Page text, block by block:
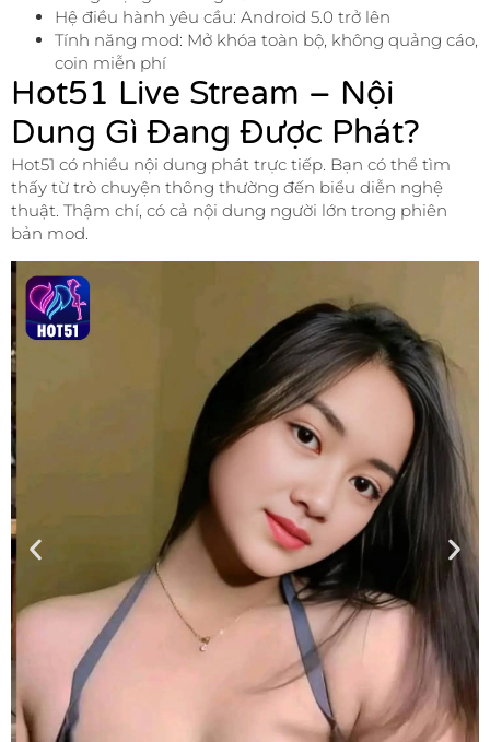
Hệ điều hành yêu cầu: Android 5.0 trở lên
Tính năng mod: Mở khóa toàn bộ, không quảng cáo,
coin miễn phí
Hot51 Live Stream – Nội
Dung Gì Đang Được Phát?
Hot51 có nhiều nội dung phát trực tiếp. Bạn có thể tìm
thấy từ trò chuyện thông thường đến biểu diễn nghệ
thuật. Thậm chí, có cả nội dung người lớn trong phiên
bản mod.